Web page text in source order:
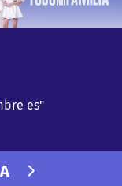
es"